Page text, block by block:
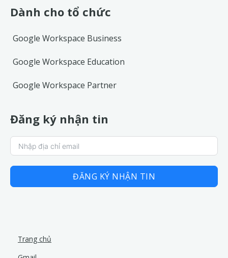
Dành cho tổ chức
Google Workspace Business
Google Workspace Education
Google Workspace Partner
Đăng ký nhận tin
ĐĂNG KÝ NHẬN TIN
Trang chủ